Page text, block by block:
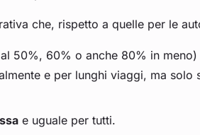
che, rispetto a quelle per le
50%, 60% o anche 80% in
e per lunghi viaggi, ma solo
e uguale per tutti.